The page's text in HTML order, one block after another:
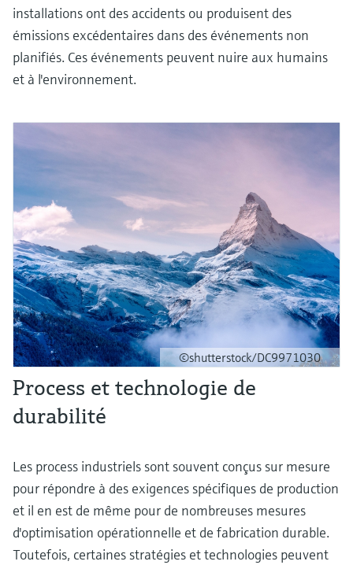
installations ont des accidents ou produisent des
émissions excédentaires dans des événements non
planifiés. Ces événements peuvent nuire aux humains
et à l'environnement.
©shutterstock/DC9971030
Process et technologie de
durabilité
Les process industriels sont souvent conçus sur mesure
pour répondre à des exigences spécifiques de production
et il en est de même pour de nombreuses mesures
d'optimisation opérationnelle et de fabrication durable.
Toutefois, certaines stratégies et technologies peuvent